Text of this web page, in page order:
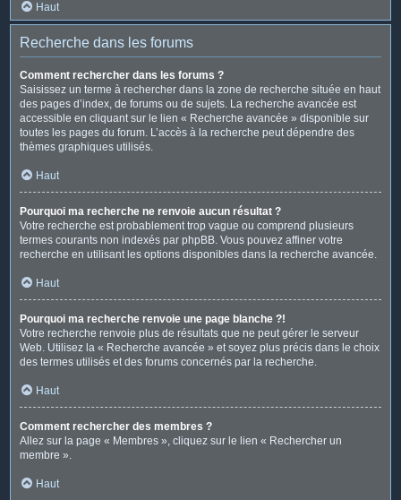
Haut
Recherche dans les forums
Comment rechercher dans les forums ?
Saisissez un terme à rechercher dans la zone de recherche située en haut
des pages d’index, de forums ou de sujets. La recherche avancée est
accessible en cliquant sur le lien « Recherche avancée » disponible sur
toutes les pages du forum. L’accès à la recherche peut dépendre des
thèmes graphiques utilisés.
Haut
Pourquoi ma recherche ne renvoie aucun résultat ?
Votre recherche est probablement trop vague ou comprend plusieurs
termes courants non indexés par phpBB. Vous pouvez affiner votre
recherche en utilisant les options disponibles dans la recherche avancée.
Haut
Pourquoi ma recherche renvoie une page blanche ?!
Votre recherche renvoie plus de résultats que ne peut gérer le serveur
Web. Utilisez la « Recherche avancée » et soyez plus précis dans le choix
des termes utilisés et des forums concernés par la recherche.
Haut
Comment rechercher des membres ?
Allez sur la page « Membres », cliquez sur le lien « Rechercher un
membre ».
Haut